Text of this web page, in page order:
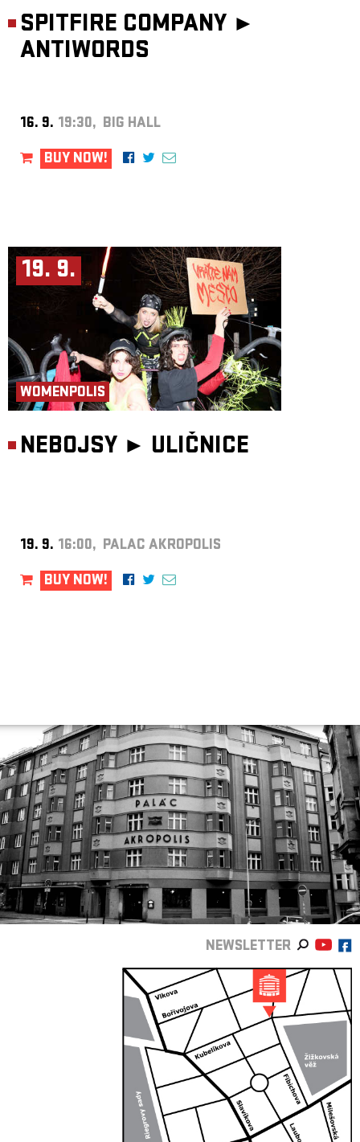
SPITFIRE COMPANY ►
ANTIWORDS
16. 9. 19:30, BIG HALL
BUY NOW!
19. 9.
WOMENPOLIS
NEBOJSY ► ULIČNICE
19. 9. 16:00, PALAC AKROPOLIS
BUY NOW!
NEWSLETTER